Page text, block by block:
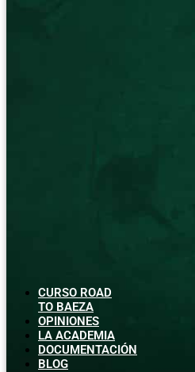
CURSO ROAD
TO BAEZA
OPINIONES
LA ACADEMIA
DOCUMENTACIÓN
BLOG